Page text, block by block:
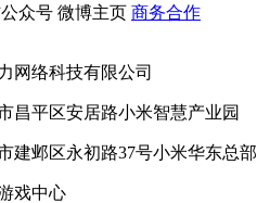
众号 微博主页 商务合作
网络科技有限公司
昌平区安居路小米智慧产业园
建邺区永初路37号小米华东总部
戏中心